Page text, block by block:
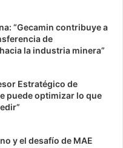
“Gecamin contribuye a
de
la industria minera”
Estratégico de
puede optimizar lo que
y el desafío de MAE